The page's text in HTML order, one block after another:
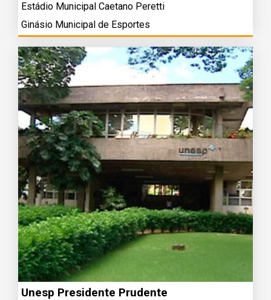
Estádio Municipal Caetano Peretti
Ginásio Municipal de Esportes
Unesp Presidente Prudente